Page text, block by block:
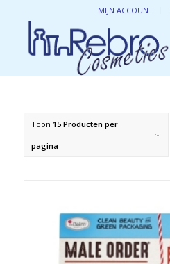
MIJN ACCOUNT
Toon 15 Producten per
pagina